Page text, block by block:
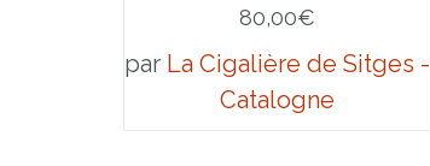
80,00€
par La Cigalière de Sitges -
Catalogne